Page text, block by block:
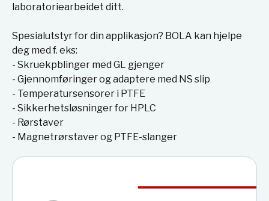
laboratoriearbeidet ditt.
Spesialutstyr for din applikasjon? BOLA kan hjelpe
deg med f. eks:
- Skruekpblinger med GL gjenger
- Gjennomføringer og adaptere med NS slip
- Temperatursensorer i PTFE
- Sikkerhetsløsninger for HPLC
- Rørstaver
- Magnetrørstaver og PTFE-slanger